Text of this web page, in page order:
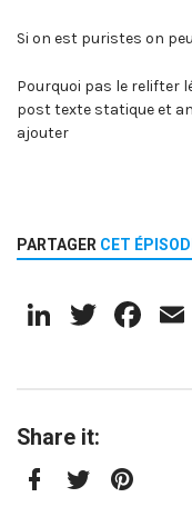
Si on est puristes on
Pourquoi pas le relifter
post texte statique et
ajouter
PARTAGER CET
LinkedIn
Share it: